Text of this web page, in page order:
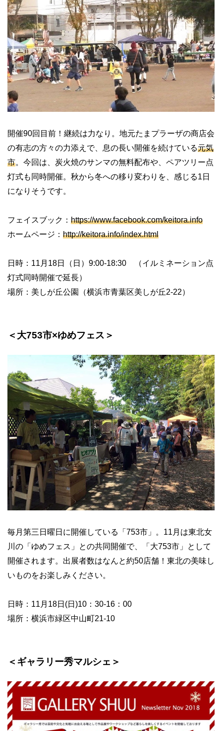
開催90回目前！継続は力なり。地元たまプラーザの商店会
の有志の方々の力添えで、息の長い開催を続けている元気
市。今回は、炭火焼のサンマの無料配布や、ペアツリー点
灯式も同時開催。秋から冬への移り変わりを、感じる1日
になりそうです。
フェイスブック： https://www.facebook.com/keitora.info
ホームページ： http://keitora.info/index.html
日時：11月18日（日）9:00-18:30 （イルミネーション点
灯式同時開催で延長）
場所：美しが丘公園（横浜市青葉区美しが丘2-22）
＜大753市×ゆめフェス＞
毎月第三日曜日に開催している「753市」。11月は東北女
川の「ゆめフェス」との共同開催で、「大753市」として
開催されます。出展者数はなんと約50店舗！東北の美味し
いものをお楽しみください。
日時：11月18日(日)10：30-16：00
場所：横浜市緑区中山町21-10
＜ギャラリー秀マルシェ＞